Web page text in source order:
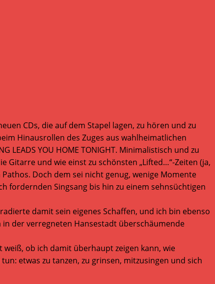
CDs, die auf dem Stapel lagen, zu hören und zu
Hinausrollen des Zuges aus wahlheimatlichen
YOU HOME TONIGHT. Minimalistisch und zu
Gitarre und wie einst zu schönsten „Lifted…“-Zeiten (ja,
Doch dem sei nicht genug, wenige Momente
fordernden Singsang bis hin zu einem sehnsüchtigen
damit sein eigenes Schaffen, und ich bin ebenso
der verregneten Hansestadt überschäumende
ob ich damit überhaupt zeigen kann, wie
etwas zu tanzen, zu grinsen, mitzusingen und sich